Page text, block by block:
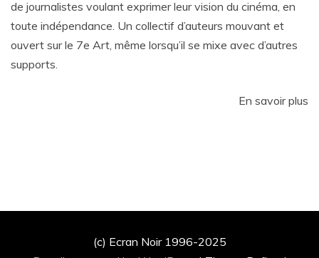
de journalistes voulant exprimer leur vision du cinéma, en
toute indépendance. Un collectif d’auteurs mouvant et
ouvert sur le 7e Art, même lorsqu’il se mixe avec d’autres
supports.
En savoir plus
(c) Ecran Noir 1996-2025